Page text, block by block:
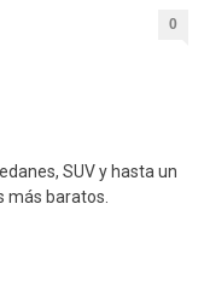
0
SUV y hasta un
más baratos.